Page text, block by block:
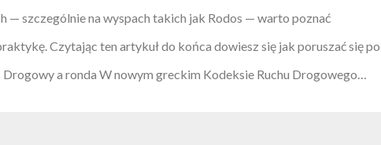
— szczególnie na wyspach takich jak Rodos — warto poznać
Czytając ten artykuł do końca dowiesz się jak poruszać się po
a ronda W nowym greckim Kodeksie Ruchu Drogowego…